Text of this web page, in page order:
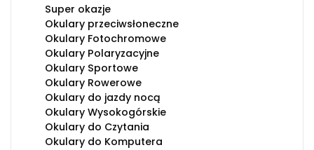
Super okazje
Okulary przeciwsłoneczne
Okulary Fotochromowe
Okulary Polaryzacyjne
Okulary Sportowe
Okulary Rowerowe
Okulary do jazdy nocą
Okulary Wysokogórskie
Okulary do Czytania
Okulary do Komputera